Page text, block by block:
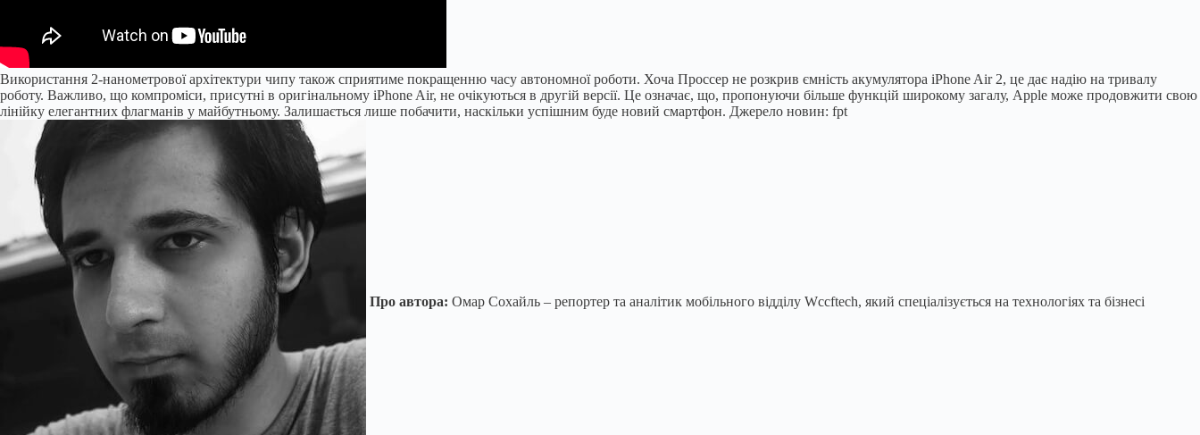
Використання 2-нанометрової архітектури чипу також сприятиме покращенню часу автономної роботи. Хоча Проссер не розкрив ємність акумулятора iPhone Air 2, це дає надію на тривалу
роботу. Важливо, що компроміси, присутні в оригінальному iPhone Air, не очікуються в другій версії. Це означає, що, пропонуючи більше функцій широкому загалу, Apple може продовжити свою
лінійку елегантних флагманів у майбутньому. Залишається лише побачити, наскільки успішним буде новий смартфон. Джерело новин: fpt
Про автора: Омар Сохайль – репортер та аналітик мобільного відділу Wccftech, який спеціалізується на технологіях та бізнесі